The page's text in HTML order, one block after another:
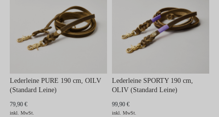
Lederleine PURE 190 cm, OILV
(Standard Leine)
79,90 €
inkl. MwSt.
Lederleine SPORTY 190 cm,
OLIV (Standard Leine)
99,90 €
inkl. MwSt.